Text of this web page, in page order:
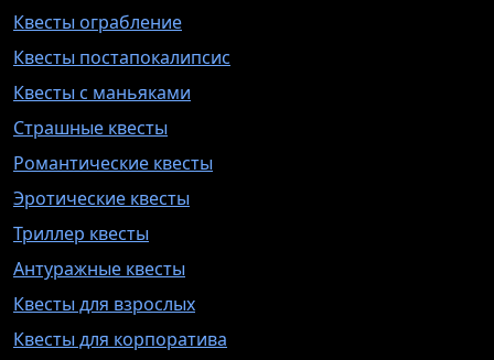
Квесты ограбление
Квесты постапокалипсис
Квесты с маньяками
Страшные квесты
Романтические квесты
Эротические квесты
Триллер квесты
Антуражные квесты
Квесты для взрослых
Квесты для корпоратива